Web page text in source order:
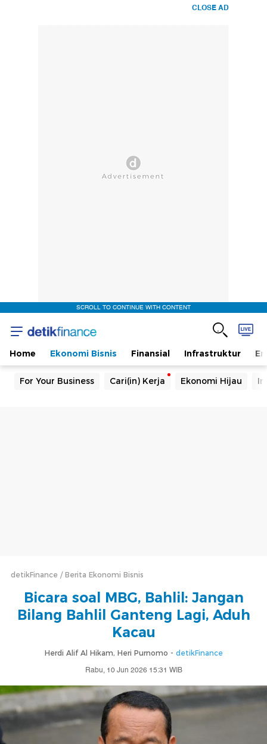
CLOSE AD
SCROLL TO CONTINUE WITH CONTENT
Home Ekonomi Bisnis Finansial Infrastruktur
For Your Business Cari(in) Kerja Ekonomi Hijau
detikFinance Berita Ekonomi Bisnis
Bicara soal MBG, Bahlil: Jangan
Bilang Bahlil Ganteng Lagi, Aduh
Kacau
Herdi Alif Al Hikam, Heri Purnomo - detikFinance
Rabu, 10 Jun 2026 15:31 WIB